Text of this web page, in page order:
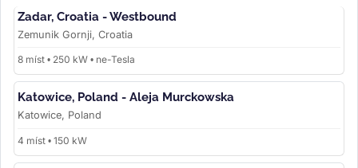
Zadar, Croatia - Westbound
Zemunik Gornji, Croatia
8 míst • 250 kW • ne-Tesla
Katowice, Poland - Aleja Murckowska
Katowice, Poland
4 míst • 150 kW